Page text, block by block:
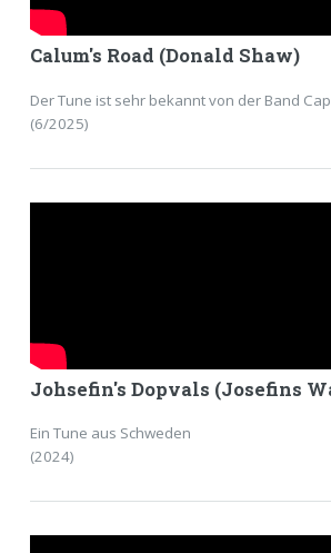
Calum's Road (Donald Shaw)
Der Tune ist sehr bekannt von der Band
(6/2025)
Johsefin's Dopvals (Josefins
Ein Tune aus Schweden
(2024)